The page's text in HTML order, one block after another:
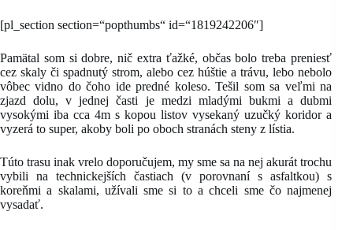
[pl_section section=“popthumbs“ id=“1819242206″]
Pamätal som si dobre, nič extra ťažké, občas bolo treba preniesť
cez skaly či spadnutý strom, alebo cez húštie a trávu, lebo nebolo
vôbec vidno do čoho ide predné koleso. Tešil som sa veľmi na
zjazd dolu, v jednej časti je medzi mladými bukmi a dubmi
vysokými iba cca 4m s kopou listov vysekaný uzučký koridor a
vyzerá to super, akoby boli po oboch stranách steny z lístia.
Túto trasu inak vrelo doporučujem, my sme sa na nej akurát trochu
vybili na technickejších častiach (v porovnaní s asfaltkou) s
koreňmi a skalami, užívali sme si to a chceli sme čo najmenej
vysadať.